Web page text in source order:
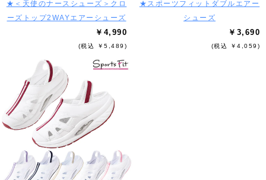
★＜天使のナースシューズ＞クロ
ーズトップ2WAYエアーシューズ
￥4,990
(税込 ￥5,489)
★スポーツフィットダブルエアー
シューズ
￥3,690
(税込 ￥4,059)